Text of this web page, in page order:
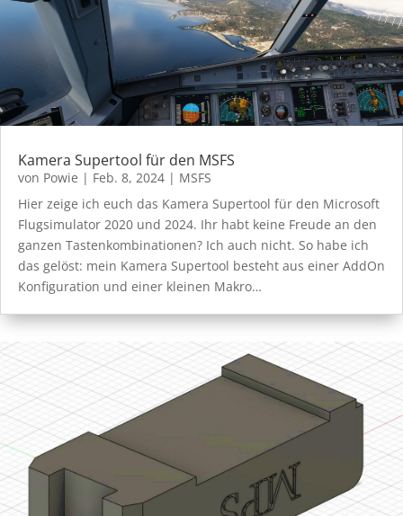
Kamera Supertool für den MSFS
von Powie | Feb. 8, 2024 | MSFS
Hier zeige ich euch das Kamera Supertool für den Microsoft
Flugsimulator 2020 und 2024. Ihr habt keine Freude an den
ganzen Tastenkombinationen? Ich auch nicht. So habe ich
das gelöst: mein Kamera Supertool besteht aus einer AddOn
Konfiguration und einer kleinen Makro…